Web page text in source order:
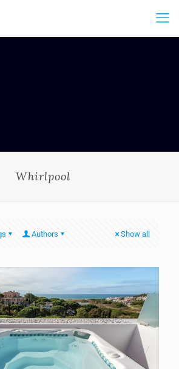
Whirlpool
Authors Show all